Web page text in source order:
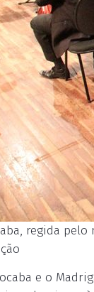
regida
e o